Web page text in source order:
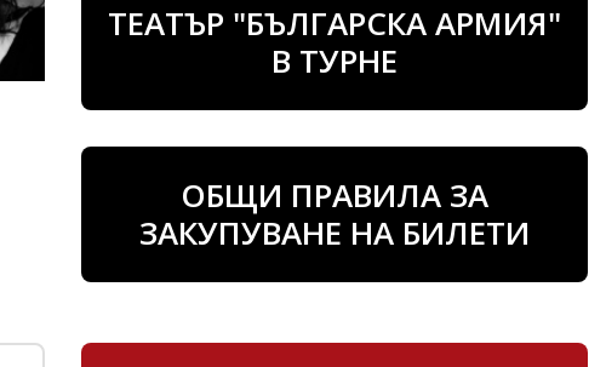
ГЕРГАНА ПЛЕТНЬОВА
29.08.1986
ВЛАДИСЛАВ ВИОЛИНОВ
13.08.1981
ТЕАТЪР "БЪЛГАРСКА АРМИЯ"
В ТУРНЕ
ОБЩИ ПРАВИЛА ЗА
ЗАКУПУВАНЕ НА БИЛЕТИ